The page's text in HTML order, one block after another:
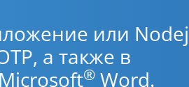
или
а также в
® Word.